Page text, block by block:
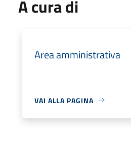
A cura di
Area amministrativa
VAI ALLA PAGINA